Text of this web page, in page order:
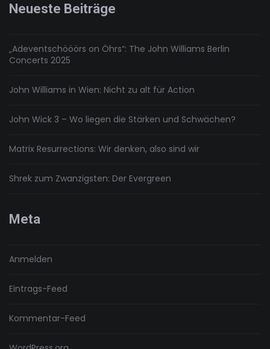
Neueste Beiträge
„Adeventschööörs on Öhrs“: The John Williams Berlin
Concerts 2025
John Williams in Wien: Nicht zu alt für Action
John Wick 3 – Wo liegen die Stärken und Schwächen?
Matrix Resurrections: Wir denken, also sind wir
Shrek zum Zwanzigsten: Der Evergreen
Meta
Anmelden
Eintrags-Feed
Kommentar-Feed